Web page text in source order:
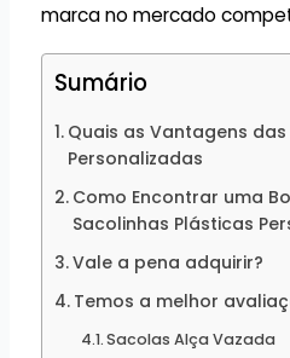
marca no mercado
Sumário
Quais as Vantagens
Personalizadas
Como Encontrar uma
Sacolinhas Plásticas
Vale a pena adquirir?
Temos a melhor
Sacolas Alça Vazada